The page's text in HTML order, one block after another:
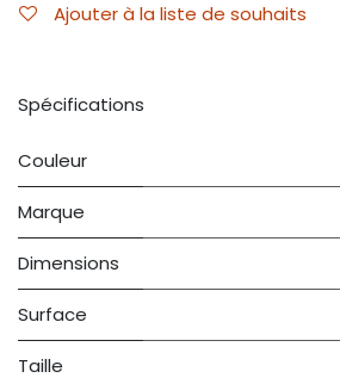
Ajouter à la liste de souhaits
Spécifications
Couleur
Marque
Dimensions
Surface
Taille